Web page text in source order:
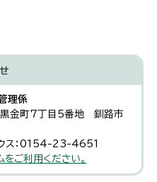
理係
金町7丁目5番地 釧路市
ス：0154-23-4651
ご利用ください。